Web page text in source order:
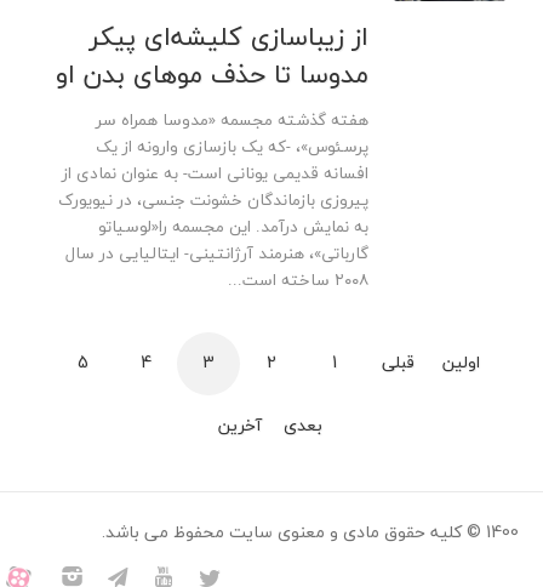
از زیباسازی کلیشه‌ای پیکر
مدوسا تا حذف موهای بدن او
هفته گذشته مجسمه «مدوسا همراه سر
پرسئوس»، -که یک بازسازی وارونه از یک
افسانه قدیمی یونانی است- به عنوان نمادی از
پیروزی بازماندگان خشونت جنسی، در نیویورک
به نمایش درآمد. این مجسمه را«لوسیاتو
گارباتی»، هنرمند آرژانتینی- ایتالیایی در سال
۲۰۰۸ ساخته است...
اولین قبلی 1
2
3
4
5
بعدی آخرین
1400 © کلیه حقوق مادی و معنوی سایت محفوظ می باشد.